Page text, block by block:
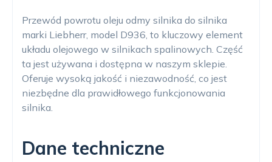
Przewód powrotu oleju odmy silnika do silnika
marki Liebherr, model D936, to kluczowy element
układu olejowego w silnikach spalinowych. Część
ta jest używana i dostępna w naszym sklepie.
Oferuje wysoką jakość i niezawodność, co jest
niezbędne dla prawidłowego funkcjonowania
silnika.
Dane techniczne